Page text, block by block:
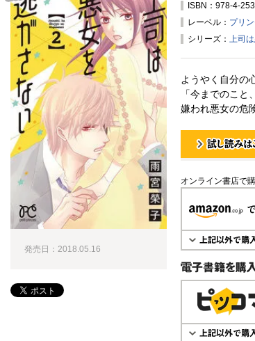
ISBN：978-4-
レーベル： プリ
シリーズ： 上司
ようやく自分の
「今までのこ
嫌われ悪女の危
試し読み！
オンライン書店で
電子書籍で購入
発売日：2018.05.16